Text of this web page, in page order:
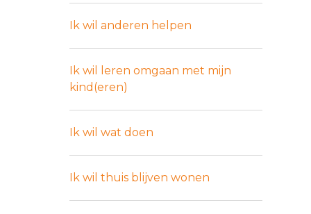
Ik wil anderen helpen
Ik wil leren omgaan met mijn
kind(eren)
Ik wil wat doen
Ik wil thuis blijven wonen